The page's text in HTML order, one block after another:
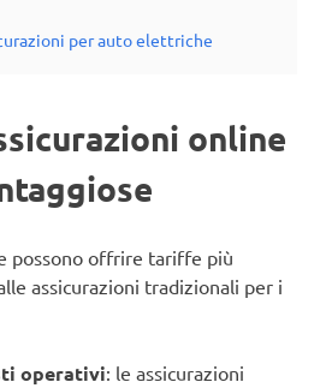
per auto elettriche
online
possono offrire tariffe più
assicurazioni tradizionali per i
operativi: le assicurazioni